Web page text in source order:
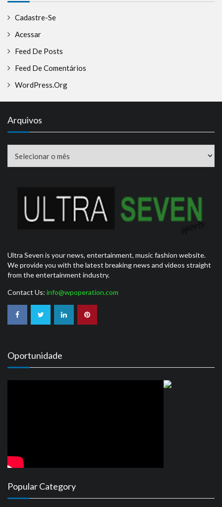
Cadastre-Se
Acessar
Feed De Posts
Feed De Comentários
WordPress.org
Arquivos
Ultra Seven is your news, entertainment, music fashion website.
We provide you with the latest breaking news and videos straight
from the entertainment industry.
Contact Us: info@wpoperation.com
Oportunidade
Popular Category